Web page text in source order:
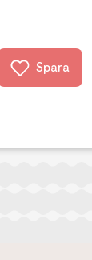
Spara